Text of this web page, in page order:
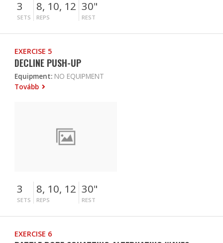
3
SETS
8, 10, 12
REPS
30"
REST
EXERCISE 5
DECLINE PUSH-UP
Equipment: NO EQUIPMENT
Tovább
3
SETS
8, 10, 12
REPS
30"
REST
EXERCISE 6